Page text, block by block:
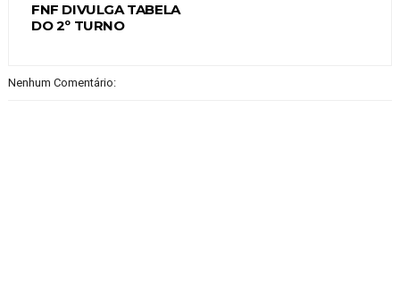
FNF DIVULGA TABELA
DO 2º TURNO
Nenhum Comentário: